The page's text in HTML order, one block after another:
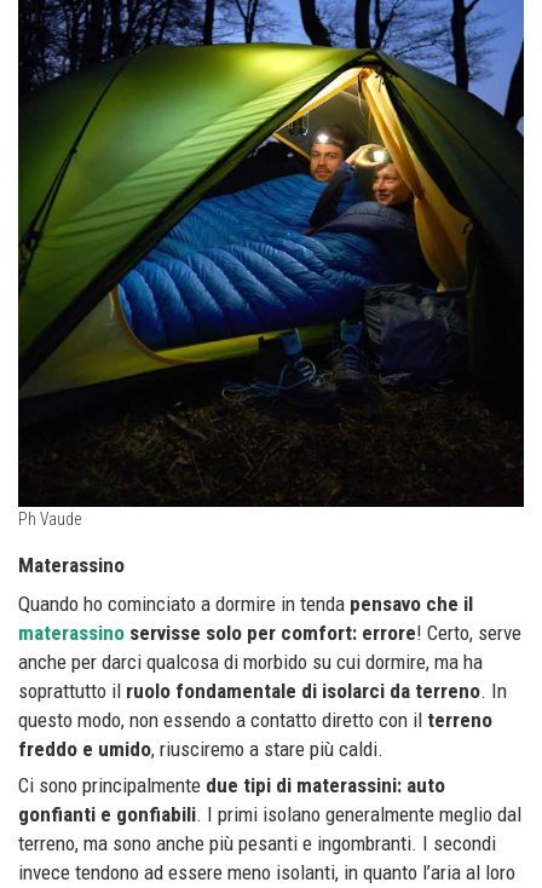
Ph Vaude
Materassino
Quando ho cominciato a dormire in tenda pensavo che il
materassino servisse solo per comfort: errore! Certo, serve
anche per darci qualcosa di morbido su cui dormire, ma ha
soprattutto il ruolo fondamentale di isolarci da terreno. In
questo modo, non essendo a contatto diretto con il terreno
freddo e umido, riusciremo a stare più caldi.
Ci sono principalmente due tipi di materassini: auto
gonfianti e gonfiabili. I primi isolano generalmente meglio dal
terreno, ma sono anche più pesanti e ingombranti. I secondi
invece tendono ad essere meno isolanti, in quanto l’aria al loro